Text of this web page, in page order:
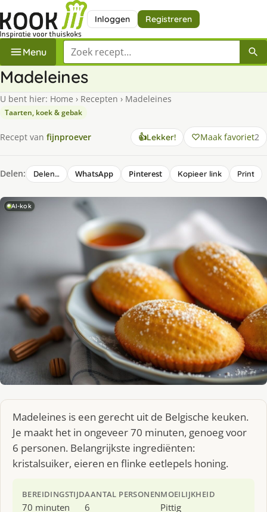
Inloggen Registreren
Menu Zoek een recept
Madeleines
U bent hier: Home › Recepten › Madeleines
Taarten, koek & gebak
Recept van fijnproever 👍Lekker! Maak favoriet2
Delen: Delen… WhatsApp Pinterest Kopieer link Print
AI-kok
Madeleines is een gerecht uit de Belgische keuken.
Je maakt het in ongeveer 70 minuten, genoeg voor
6 personen. Belangrijkste ingrediënten:
kristalsuiker, eieren en flinke eetlepels honing.
BEREIDINGSTIJD
70 minuten
AANTAL PERSONEN
6
MOEILIJKHEID
Pittig